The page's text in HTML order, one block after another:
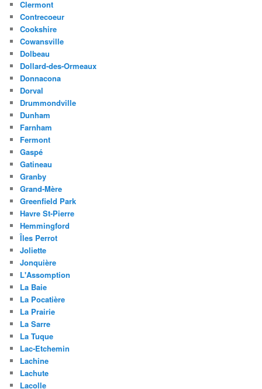
Clermont
Contrecoeur
Cookshire
Cowansville
Dolbeau
Dollard-des-Ormeaux
Donnacona
Dorval
Drummondville
Dunham
Farnham
Fermont
Gaspé
Gatineau
Granby
Grand-Mère
Greenfield Park
Havre St-Pierre
Hemmingford
Îles Perrot
Joliette
Jonquière
L'Assomption
La Baie
La Pocatière
La Prairie
La Sarre
La Tuque
Lac-Etchemin
Lachine
Lachute
Lacolle